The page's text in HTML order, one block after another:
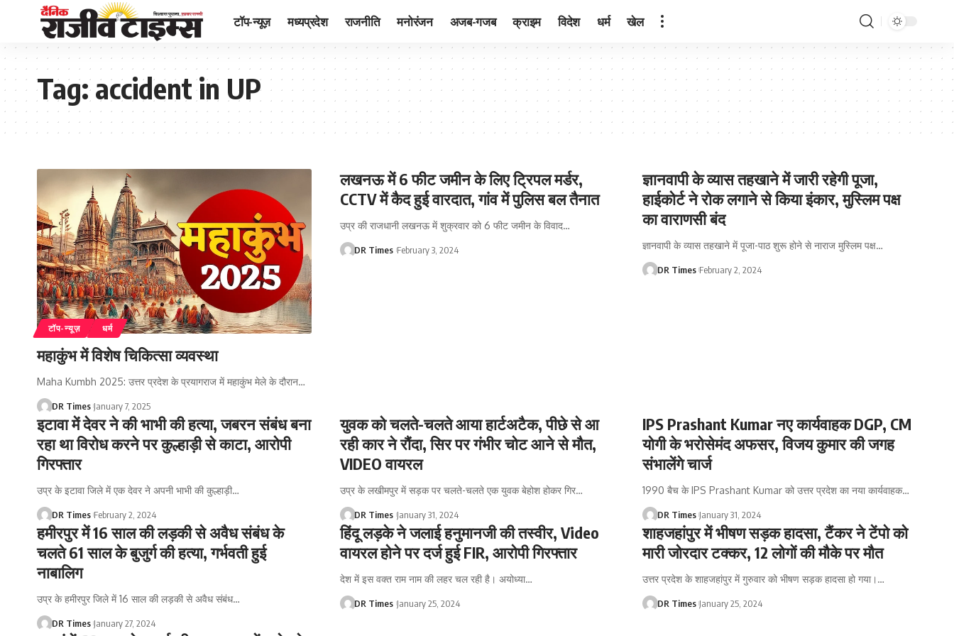
टॉप-न्यूज़ मध्यप्रदेश राजनीति मनोरंजन अजब-गजब क्राइम विदेश धर्म खेल
Tag:accident in UP
टॉप-न्यूज़ धर्म
महाकुंभ में विशेष चिकित्सा व्यवस्था
Maha Kumbh 2025: उत्तर प्रदेश के प्रयागराज में महाकुंभ मेले के दौरान…
DR Times January 7, 2025
लखनऊ में 6 फीट जमीन के लिए ट्रिपल मर्डर,
CCTV में कैद हुई वारदात, गांव में पुलिस बल तैनात
उप्र की राजधानी लखनऊ में शुक्रवार को 6 फीट जमीन के विवाद…
DR Times February 3, 2024
ज्ञानवापी के व्यास तहखाने में जारी रहेगी पूजा,
हाईकोर्ट ने रोक लगाने से किया इंकार, मुस्लिम पक्ष
का वाराणसी बंद
ज्ञानवापी के व्यास तहखाने में पूजा-पाठ शुरू होने से नाराज मुस्लिम पक्ष…
DR Times February 2, 2024
इटावा में देवर ने की भाभी की हत्या, जबरन संबंध बना
रहा था विरोध करने पर कुल्हाड़ी से काटा, आरोपी
गिरफ्तार
उप्र के इटावा जिले में एक देवर ने अपनी भाभी की कुल्हाड़ी…
DR Times February 2, 2024
युवक को चलते-चलते आया हार्टअटैक, पीछे से आ
रही कार ने रौंदा, सिर पर गंभीर चोट आने से मौत,
VIDEO वायरल
उप्र के लखीमपुर में सड़क पर चलते-चलते एक युवक बेहोश होकर गिर…
DR Times January 31, 2024
IPS Prashant Kumar नए कार्यवाहक DGP, CM
योगी के भरोसेमंद अफसर, विजय कुमार की जगह
संभालेंगे चार्ज
1990 बैच के IPS Prashant Kumar को उत्तर प्रदेश का नया कार्यवाहक…
DR Times January 31, 2024
हमीरपुर में 16 साल की लड़की से अवैध संबंध के
चलते 61 साल के बुजुर्ग की हत्या, गर्भवती हुई
नाबालिग
उप्र के हमीरपुर जिले में 16 साल की लड़की से अवैध संबंध…
DR Times January 27, 2024
हिंदू लड़के ने जलाई हनुमानजी की तस्वीर, Video
वायरल होने पर दर्ज हुई FIR, आरोपी गिरफ्तार
देश में इस वक्त राम नाम की लहर चल रही है। अयोध्या…
DR Times January 25, 2024
शाहजहांपुर में भीषण सड़क हादसा, टैंकर ने टेंपो को
मारी जोरदार टक्कर, 12 लोगों की मौके पर मौत
उत्तर प्रदेश के शाहजहांपुर में गुरुवार को भीषण सड़क हादसा हो गया। …
DR Times January 25, 2024